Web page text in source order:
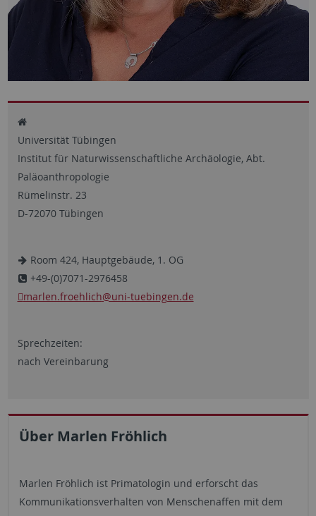
Universität Tübingen
Institut für Naturwissenschaftliche Archäologie, Abt.
Paläoanthropologie
Rümelinstr. 23
D-72070 Tübingen
Room 424, Hauptgebäude, 1. OG
+49-(0)7071-2976458
marlen.froehlich@uni-tuebingen.de
Sprechzeiten:
nach Vereinbarung
Über Marlen Fröhlich
Marlen Fröhlich ist Primatologin und erforscht das
Kommunikationsverhalten von Menschenaffen mit dem